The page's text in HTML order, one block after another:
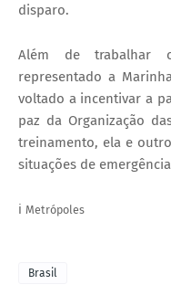
disparo.
Além de trabalhar
representado a
voltado a incentivar a
paz da Organização
treinamento, ela e
situações de
ℹ️ Metrópoles
Brasil